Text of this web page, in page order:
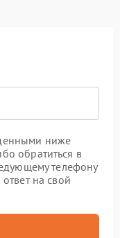
ниже
обратиться в
телефону
на свой